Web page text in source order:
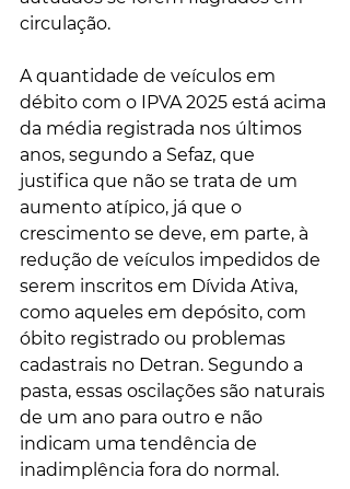
circulação.
A quantidade de veículos em
débito com o IPVA 2025 está acima
da média registrada nos últimos
anos, segundo a Sefaz, que
justifica que não se trata de um
aumento atípico, já que o
crescimento se deve, em parte, à
redução de veículos impedidos de
serem inscritos em Dívida Ativa,
como aqueles em depósito, com
óbito registrado ou problemas
cadastrais no Detran. Segundo a
pasta, essas oscilações são naturais
de um ano para outro e não
indicam uma tendência de
inadimplência fora do normal.